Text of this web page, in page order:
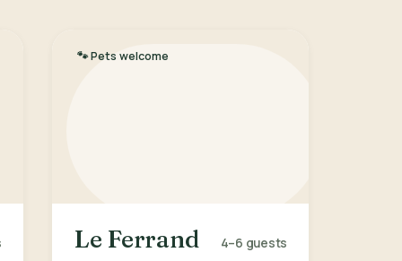
🐾Pets welcome
Le Ferrand 4–6 guests